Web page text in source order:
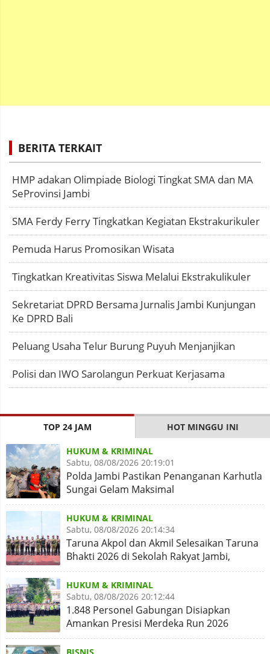
BERITA TERKAIT
HMP adakan Olimpiade Biologi Tingkat SMA dan MA
SeProvinsi Jambi
SMA Ferdy Ferry Tingkatkan Kegiatan Ekstrakurikuler
Pemuda Harus Promosikan Wisata
Tingkatkan Kreativitas Siswa Melalui Ekstrakulikuler
Sekretariat DPRD Bersama Jurnalis Jambi Kunjungan
Ke DPRD Bali
Peluang Usaha Telur Burung Puyuh Menjanjikan
Polisi dan IWO Sarolangun Perkuat Kerjasama
TOP 24 JAM HOT MINGGU INI
HUKUM & KRIMINAL
Sabtu, 08/08/2026 20:19:01
Polda Jambi Pastikan Penanganan Karhutla
Sungai Gelam Maksimal
HUKUM & KRIMINAL
Sabtu, 08/08/2026 20:14:34
Taruna Akpol dan Akmil Selesaikan Taruna
Bhakti 2026 di Sekolah Rakyat Jambi,
Kegiatan Aman Lancar
HUKUM & KRIMINAL
Sabtu, 08/08/2026 20:12:44
1.848 Personel Gabungan Disiapkan
Amankan Presisi Merdeka Run 2026
BISNIS